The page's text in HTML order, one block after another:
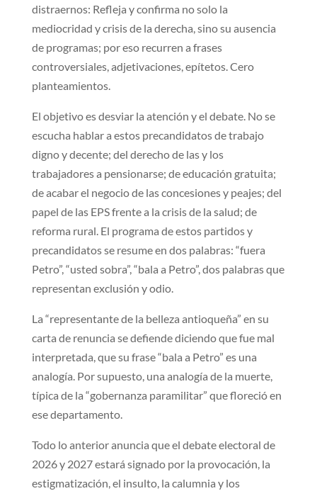
distraernos: Refleja y confirma no solo la
mediocridad y crisis de la derecha, sino su ausencia
de programas; por eso recurren a frases
controversiales, adjetivaciones, epítetos. Cero
planteamientos.
El objetivo es desviar la atención y el debate. No se
escucha hablar a estos precandidatos de trabajo
digno y decente; del derecho de las y los
trabajadores a pensionarse; de educación gratuita;
de acabar el negocio de las concesiones y peajes; del
papel de las EPS frente a la crisis de la salud; de
reforma rural. El programa de estos partidos y
precandidatos se resume en dos palabras: “fuera
Petro”, “usted sobra”, “bala a Petro”, dos palabras que
representan exclusión y odio.
La “representante de la belleza antioqueña” en su
carta de renuncia se defiende diciendo que fue mal
interpretada, que su frase “bala a Petro” es una
analogía. Por supuesto, una analogía de la muerte,
típica de la “gobernanza paramilitar” que floreció en
ese departamento.
Todo lo anterior anuncia que el debate electoral de
2026 y 2027 estará signado por la provocación, la
estigmatización, el insulto, la calumnia y los